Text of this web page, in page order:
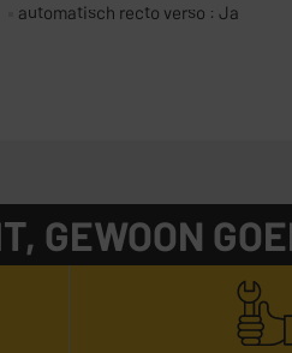
automatisch recto verso : Ja
GEWOON